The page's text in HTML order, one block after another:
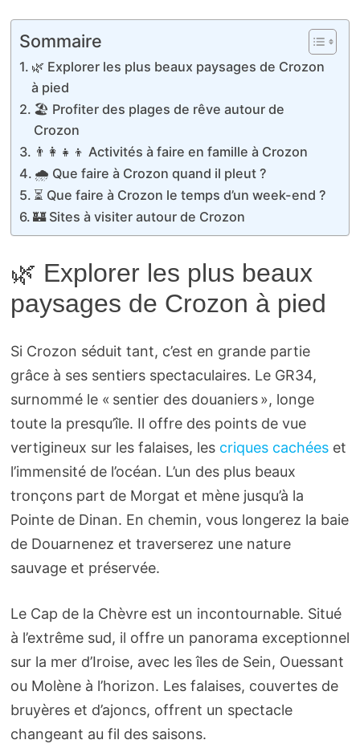
Sommaire
🌿 Explorer les plus beaux paysages de Crozon
à pied
🏖️ Profiter des plages de rêve autour de
Crozon
👨‍👩‍👧‍👦 Activités à faire en famille à Crozon
🌧️ Que faire à Crozon quand il pleut ?
⏳ Que faire à Crozon le temps d’un week-end ?
🏰 Sites à visiter autour de Crozon
🌿 Explorer les plus beaux
paysages de Crozon à pied
Si Crozon séduit tant, c’est en grande partie
grâce à ses sentiers spectaculaires. Le GR34,
surnommé le « sentier des douaniers », longe
toute la presqu’île. Il offre des points de vue
vertigineux sur les falaises, les criques cachéeset
l’immensité de l’océan. L’un des plus beaux
tronçons part de Morgat et mène jusqu’à la
Pointe de Dinan. En chemin, vous longerez la baie
de Douarnenez et traverserez une nature
sauvage et préservée.
Le Cap de la Chèvre est un incontournable. Situé
à l’extrême sud, il offre un panorama exceptionnel
sur la mer d’Iroise, avec les îles de Sein, Ouessant
ou Molène à l’horizon. Les falaises, couvertes de
bruyères et d’ajoncs, offrent un spectacle
changeant au fil des saisons.